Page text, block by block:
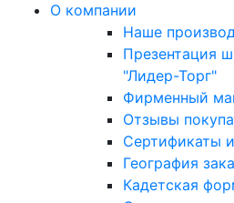
О компании
Наше
Презентация
"Лидер-Торг"
Фирменный
Отзывы
Сертификаты
География
Кадетская